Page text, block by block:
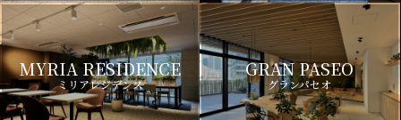
MYRIA RESIDENCE
ミリアレジデンス
GRAN PASEO
グランパセオ